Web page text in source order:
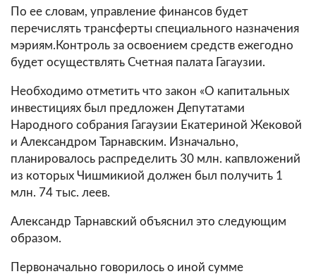
По ее словам, управление финансов будет
перечислять трансферты специального назначения
мэриям.Контроль за освоением средств ежегодно
будет осуществлять Счетная палата Гагаузии.
Необходимо отметить что закон «О капитальных
инвестициях был предложен Депутатами
Народного собрания Гагаузии Екатериной Жековой
и Александром Тарнавским. Изначально,
планировалось распределить 30 млн. капвложений
из которых Чишмикиой должен был получить 1
млн. 74 тыс. леев.
Александр Тарнавский объяснил это следующим
образом.
Первоначально говорилось о иной сумме